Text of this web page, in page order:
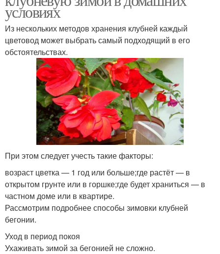
условиях
Из нескольких методов хранения клубней каждый
цветовод может выбрать самый подходящий в его
обстоятельствах.
При этом следует учесть такие факторы:
возраст цветка — 1 год или больше;где растёт — в
открытом грунте или в горшке;где будет храниться — в
частном доме или в квартире.
Рассмотрим подробнее способы зимовки клубней
бегонии.
Уход в период покоя
Ухаживать зимой за бегонией не сложно.